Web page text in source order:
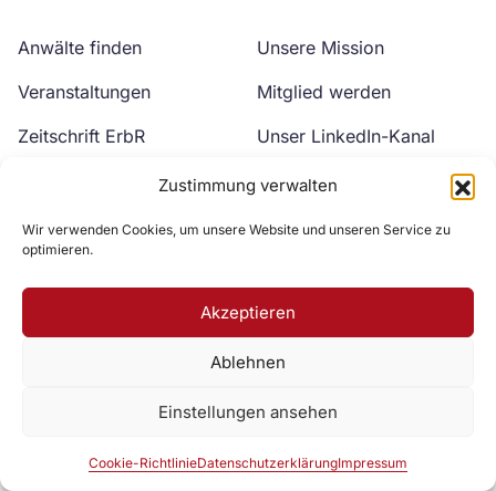
Zustimmung verwalten
Wir verwenden Cookies, um unsere Website und unseren Service zu
optimieren.
Akzeptieren
Ablehnen
Einstellungen ansehen
Cookie-RichtlinieDatenschutzerklärungImpressum
Anwälte finden
Veranstaltungen
Zeitschrift ErbR
Unsere Mission
Mitglied werden
Unser LinkedIn-Kanal
Unser YouTube-Kanal
Zur DAV Webseite